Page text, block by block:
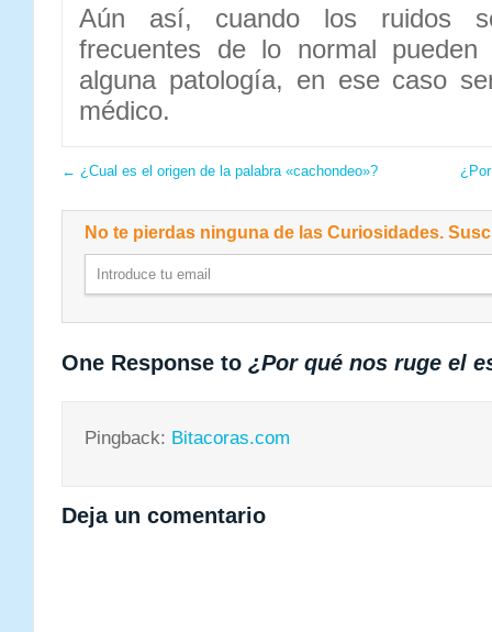
Aún así, cuando los ruidos
frecuentes de lo normal
alguna patología, en ese caso
médico.
← ¿Cual es el origen de la palabra «cachondeo»?
No te pierdas ninguna de las Curiosidades.
One Response to ¿Por qué nos ruge el
Pingback: Bitacoras.com
Deja un comentario